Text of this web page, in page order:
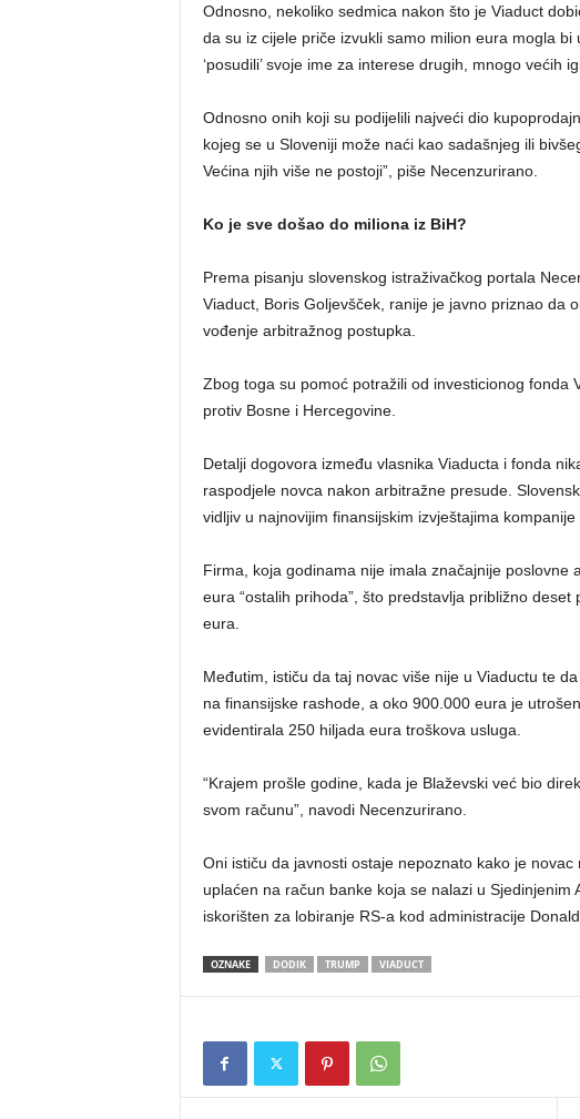
Odnosno, nekoliko sedmica nakon što je Viaduct
da su iz cijele priče izvukli samo milion eura mogla
‘posudili’ svoje ime za interese drugih, mnogo većih
Odnosno onih koji su podijelili najveći dio
kojeg se u Sloveniji može naći kao sadašnjeg ili
Većina njih više ne postoji”, piše Necenzurirano.
Ko je sve došao do miliona iz BiH?
Prema pisanju slovenskog istraživačkog portala
Viaduct, Boris Goljevšček, ranije je javno priznao da
vođenje arbitražnog postupka.
Zbog toga su pomoć potražili od investicionog fonda
protiv Bosne i Hercegovine.
Detalji dogovora između vlasnika Viaducta i fonda
raspodjele novca nakon arbitražne presude.
vidljiv u najnovijim finansijskim izvještajima kompanije
Firma, koja godinama nije imala značajnije poslovne
eura “ostalih prihoda”, što predstavlja približno
eura.
Međutim, ističu da taj novac više nije u Viaductu te
na finansijske rashode, a oko 900.000 eura je
evidentirala 250 hiljada eura troškova usluga.
“Krajem prošle godine, kada je Blaževski već bio
svom računu”, navodi Necenzurirano.
Oni ističu da javnosti ostaje nepoznato kako je
uplaćen na račun banke koja se nalazi u
iskorišten za lobiranje RS-a kod administracije
OZNAKE DODIK TRUMP VIADUCT